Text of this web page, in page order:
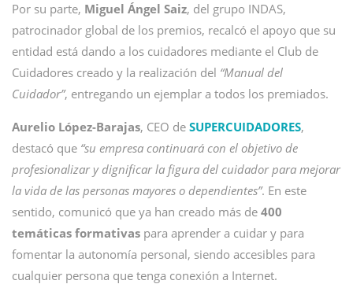
Por su parte, Miguel Ángel Saiz, del grupo INDAS,
patrocinador global de los premios, recalcó el apoyo que su
entidad está dando a los cuidadores mediante el Club de
Cuidadores creado y la realización del “Manual del
Cuidador”, entregando un ejemplar a todos los premiados.
Aurelio López-Barajas, CEO de SUPERCUIDADORES,
destacó que “su empresa continuará con el objetivo de
profesionalizar y dignificar la figura del cuidador para mejorar
la vida de las personas mayores o dependientes”. En este
sentido, comunicó que ya han creado más de 400
temáticas formativas para aprender a cuidar y para
fomentar la autonomía personal, siendo accesibles para
cualquier persona que tenga conexión a Internet.